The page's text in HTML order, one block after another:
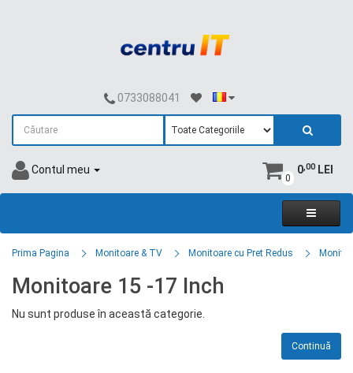
0733088041
Contul meu
0
0,00LEI
Prima Pagina Monitoare & TV Monitoare cu Pret Redus
Monitoare 15 -17 Inch
Nu sunt produse în această categorie.
Continuă